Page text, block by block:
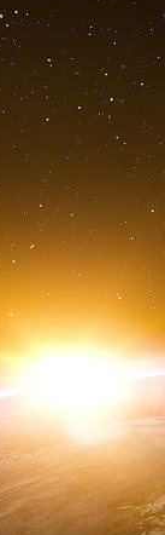
faut pas
d’Etat : Le
)
générale
à General
un livre de
avec
apparemment.
voraces, ils